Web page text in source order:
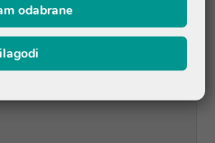
odabrane